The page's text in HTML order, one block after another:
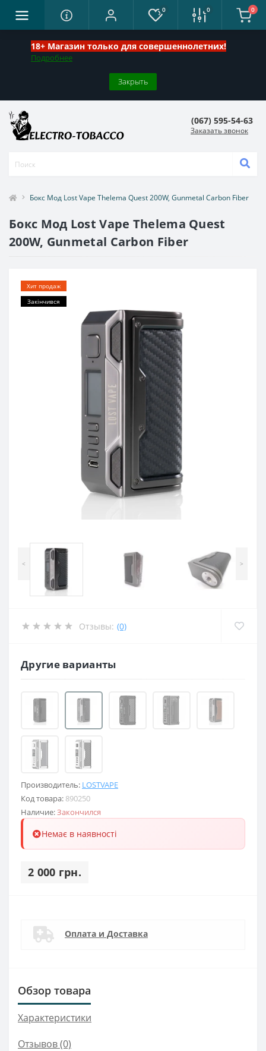
18+ Магазин только для совершеннолетних!
Подробнее
Закрыть
0 0 0
(067) 595-54-63
Заказать звонок
Бокс Мод Lost Vape Thelema Quest 200W, Gunmetal Carbon Fiber
Бокс Мод Lost Vape Thelema Quest
200W, Gunmetal Carbon Fiber
Хит продаж
Закінчився
< >
Отзывы: (0)
Другие варианты
Производитель: LOSTVAPE
Код товара: 890250
Наличие:Закончился
Немає в наявності
2 000 грн.
Оплата и Доставка
Обзор товара
Характеристики
Отзывов (0)